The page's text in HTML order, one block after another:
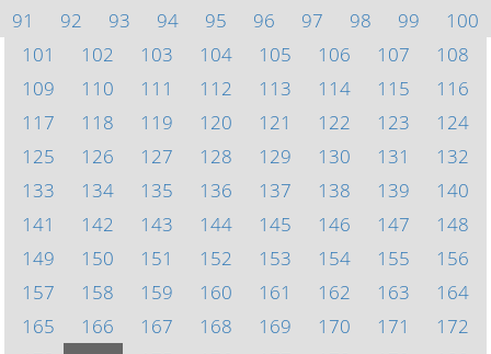
91
92 93 94 95 96 97 98 99
100
101
102 103 104 105 106 107
108
109
110 111 112 113 114 115
116
117
118 119 120 121 122 123
124
125
126 127 128 129 130 131
132
133
134 135 136 137 138 139
140
141
142 143 144 145 146 147
148
149
150 151 152 153 154 155
156
157
158 159 160 161 162 163
164
165
166 167 168 169 170 171
172